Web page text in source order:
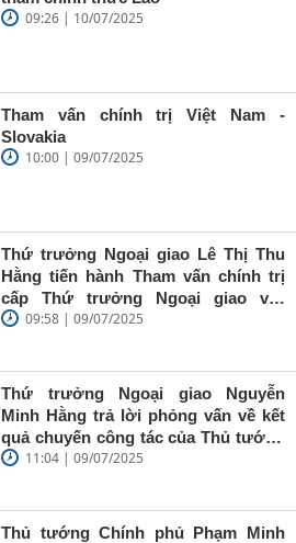
09:26 | 10/07/2025
Tham vấn chính trị Việt Nam -
Slovakia
10:00 | 09/07/2025
Thứ trưởng Ngoại giao Lê Thị Thu
Hằng tiến hành Tham vấn chính trị
cấp Thứ trưởng Ngoại giao với
Quốc vụ khanh Bộ Ngoại giao Ba
09:58 | 09/07/2025
Thứ trưởng Ngoại giao Nguyễn
Minh Hằng trả lời phỏng vấn về kết
quả chuyến công tác của Thủ tướng
Phạm Minh Chính và Phu nhân tham
11:04 | 09/07/2025
Thủ tướng Chính phủ Phạm Minh